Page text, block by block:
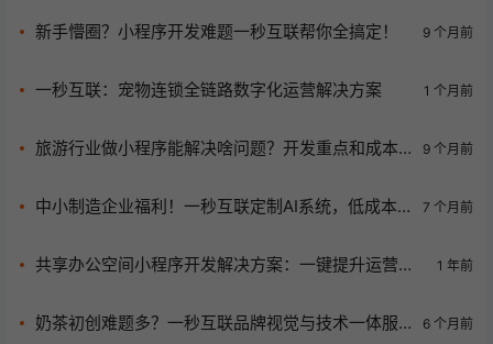
新手懵圈？小程序开发难题一秒互联帮你全搞定！ 9 个月前
一秒互联：宠物连锁全链路数字化运营解决方案 1 个月前
旅游行业做小程序能解决啥问题？开发重点和成本
9 个月前
中小制造企业福利！一秒互联定制AI系统，低成本
7 个月前
共享办公空间小程序开发解决方案：一键提升运营效
1 年前
奶茶初创难题多？一秒互联品牌视觉与技术一体服
6 个月前